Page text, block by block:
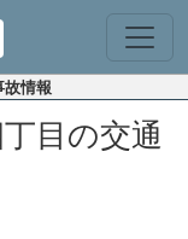
故情報
目の交通